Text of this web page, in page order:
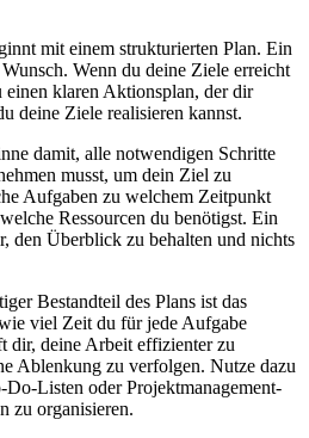
mit einem strukturierten Plan. Ein
Wenn du deine Ziele erreicht
einen klaren Aktionsplan, der dir
deine Ziele realisieren kannst.
damit, alle notwendigen Schritte
musst, um dein Ziel zu
Aufgaben zu welchem Zeitpunkt
Ressourcen du benötigst. Ein
den Überblick zu behalten und nichts
Bestandteil des Plans ist das
viel Zeit du für jede Aufgabe
dir, deine Arbeit effizienter zu
Ablenkung zu verfolgen. Nutze dazu
Listen oder Projektmanagement-
zu organisieren.